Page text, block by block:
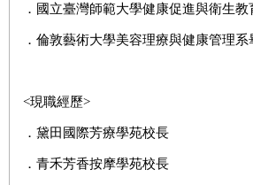
．國立臺灣師範大學健康促進與衛生教
．倫敦藝術大學美容理療與健康管理系
<現職經歷>
．黛田國際芳療學苑校長
．青禾芳香按摩學苑校長